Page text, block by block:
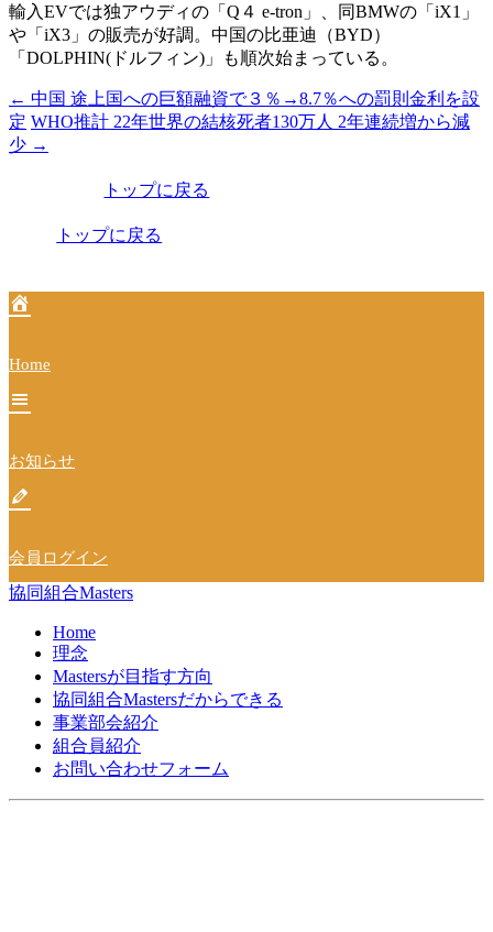
輸入EVでは独アウディの「Q４ e-tron」、同BMWの「iX1」
や「iX3」の販売が好調。中国の比亜迪（BYD）
「DOLPHIN(ドルフィン)」も順次始まっている。
投
稿
シ
← 中国 途上国への巨額融資で３％→8.7％への罰則金利を設
定 WHO推計 22年世界の結核死者130万人 2年連続増から減
少 →
トップに戻る
トップに戻る
Home
お知らせ
会員ログイン
協同組合Masters
Home
理念
Mastersが目指す方向
協同組合Mastersだからできる
事業部会紹介
組合員紹介
お問い合わせフォーム